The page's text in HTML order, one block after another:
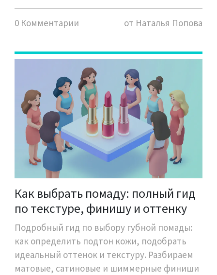
0 Комментарии от Наталья Попова
Как выбрать помаду: полный гид
по текстуре, финишу и оттенку
Подробный гид по выбору губной помады:
как определить подтон кожи, подобрать
идеальный оттенок и текстуру. Разбираем
матовые, сатиновые и шиммерные финиши